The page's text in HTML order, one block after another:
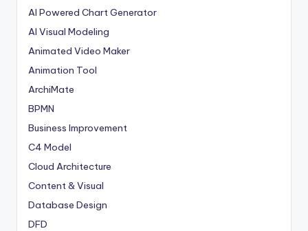
AI Powered Chart Generator
AI Visual Modeling
Animated Video Maker
Animation Tool
ArchiMate
BPMN
Business Improvement
C4 Model
Cloud Architecture
Content & Visual
Database Design
DFD